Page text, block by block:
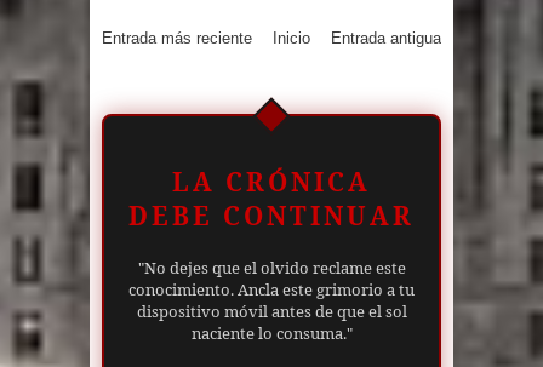
Entrada más reciente Entrada antigua
Inicio
LA CRÓNICA
DEBE CONTINUAR
"No dejes que el olvido reclame este
conocimiento. Ancla este grimorio a tu
dispositivo móvil antes de que el sol
naciente lo consuma."